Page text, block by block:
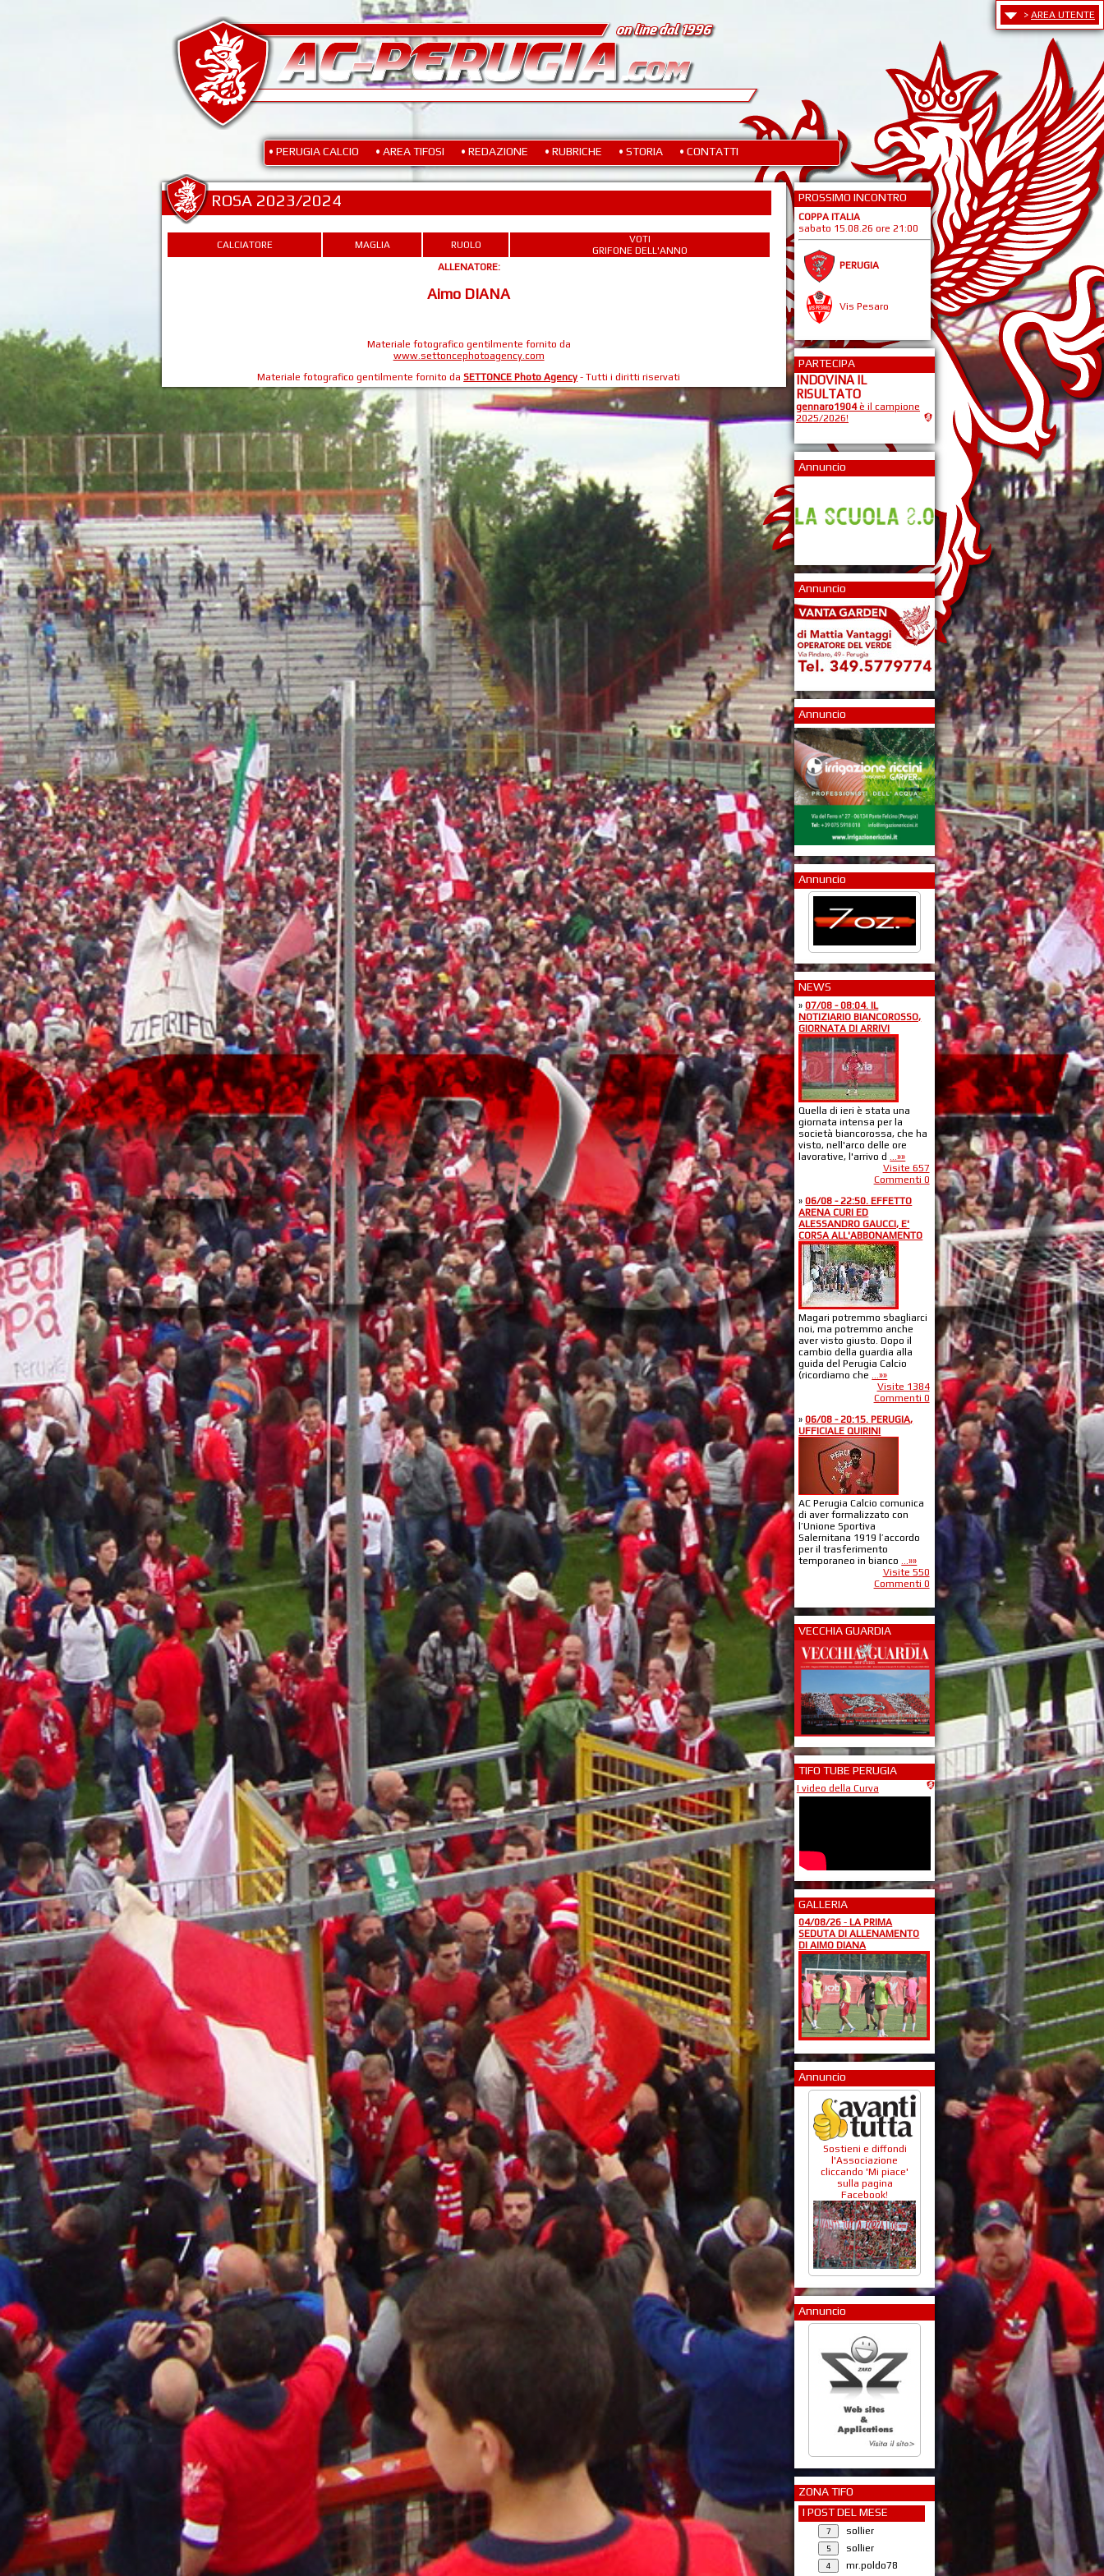
> AREA UTENTE
• PERUGIA CALCIO • AREA TIFOSI • REDAZIONE • RUBRICHE • STORIA • CONTATTI
ROSA 2023/2024
CALCIATORE MAGLIA RUOLO
VOTI
GRIFONE DELL'ANNO
ALLENATORE:
Aimo DIANA
Materiale fotografico gentilmente fornito da
www.settoncephotoagency.com
Materiale fotografico gentilmente fornito daSETTONCE Photo Agency - Tutti i diritti riservati
PROSSIMO INCONTRO
COPPA ITALIA
sabato 15.08.26 ore 21:00
PERUGIA
Vis Pesaro
PARTECIPA
INDOVINA IL
RISULTATO
gennaro1904è il campione
2025/2026!
Annuncio
Annuncio
Annuncio
Annuncio
NEWS
»07/08 - 08:04. IL
NOTIZIARIO BIANCOROSSO,
GIORNATA DI ARRIVI
Quella di ieri è stata una
giornata intensa per la
società biancorossa, che ha
visto, nell'arco delle ore
lavorative, l'arrivo d
...»»
Visite 657
Commenti 0
»06/08 - 22:50. EFFETTO
ARENA CURI ED
ALESSANDRO GAUCCI, E'
CORSA ALL'ABBONAMENTO
Magari potremmo sbagliarci
noi, ma potremmo anche
aver visto giusto. Dopo il
cambio della guardia alla
guida del Perugia Calcio
(ricordiamo che
...»»
Visite 1384
Commenti 0
»06/08 - 20:15. PERUGIA,
UFFICIALE QUIRINI
AC Perugia Calcio comunica
di aver formalizzato con
l’Unione Sportiva
Salernitana 1919 l’accordo
per il trasferimento
temporaneo in bianco
...»»
Visite 550
Commenti 0
VECCHIA GUARDIA
TIFO TUBE PERUGIA
I video della Curva
GALLERIA
04/08/26 - LA PRIMA
SEDUTA DI ALLENAMENTO
DI AIMO DIANA
Annuncio
Sostieni e diffondi
l'Associazione
cliccando 'Mi piace'
sulla pagina
Facebook!
Annuncio
ZONA TIFO
I POST DEL MESE
sollier
sollier
mr.poldo78